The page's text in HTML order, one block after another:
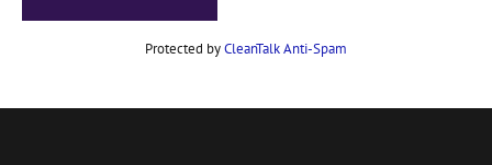
Protected byCleanTalk Anti-Spam